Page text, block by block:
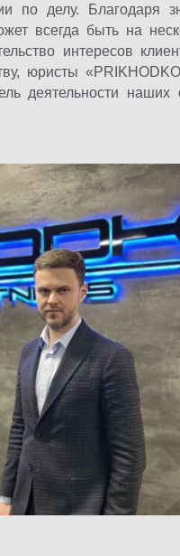
по делу. Благодаря
всегда быть на
интересов
юристы
деятельности